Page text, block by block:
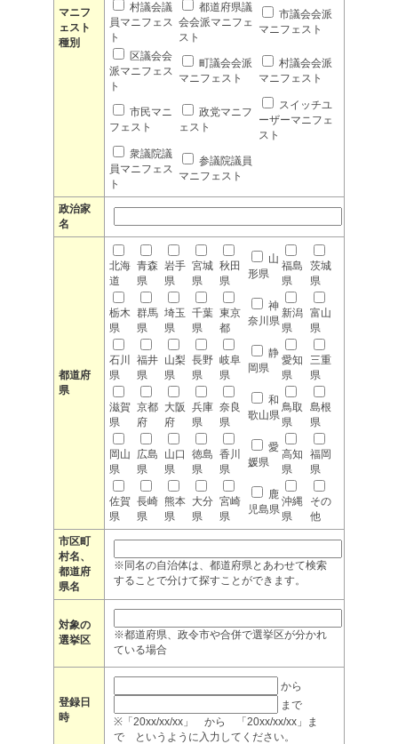
マニフ
ェスト
種別
村議会議
員マニフェス
ト
都道府県議
会会派マニフェ
スト
市議会会派
マニフェスト
区議会会
派マニフェス
ト
町議会会派
マニフェスト
村議会会派
マニフェスト
市民マニ
フェスト
政党マニフ
ェスト
スイッチユ
ーザーマニフェ
スト
衆議院議
員マニフェス
ト
参議院議員
マニフェスト
政治家
名
都道府
県
北海
道
青森
県
岩手
県
宮城
県
秋田
県
山
形県
福島
県
茨城
県
栃木
県
群馬
県
埼玉
県
千葉
県
東京
都
神
奈川県
新潟
県
富山
県
石川
県
福井
県
山梨
県
長野
県
岐阜
県
静
岡県
愛知
県
三重
県
滋賀
県
京都
府
大阪
府
兵庫
県
奈良
県
和
歌山県
鳥取
県
島根
県
岡山
県
広島
県
山口
県
徳島
県
香川
県
愛
媛県
高知
県
福岡
県
佐賀
県
長崎
県
熊本
県
大分
県
宮崎
県
鹿
児島県
沖縄
県
その
他
市区町
村名、
都道府
県名
※同名の自治体は、都道府県とあわせて検索
することで分けて探すことができます。
対象の
選挙区
※都道府県、政令市や合併で選挙区が分かれ
ている場合
登録日
時
から
まで
※「20xx/xx/xx」 から 「20xx/xx/xx」ま
で というように入力してください。